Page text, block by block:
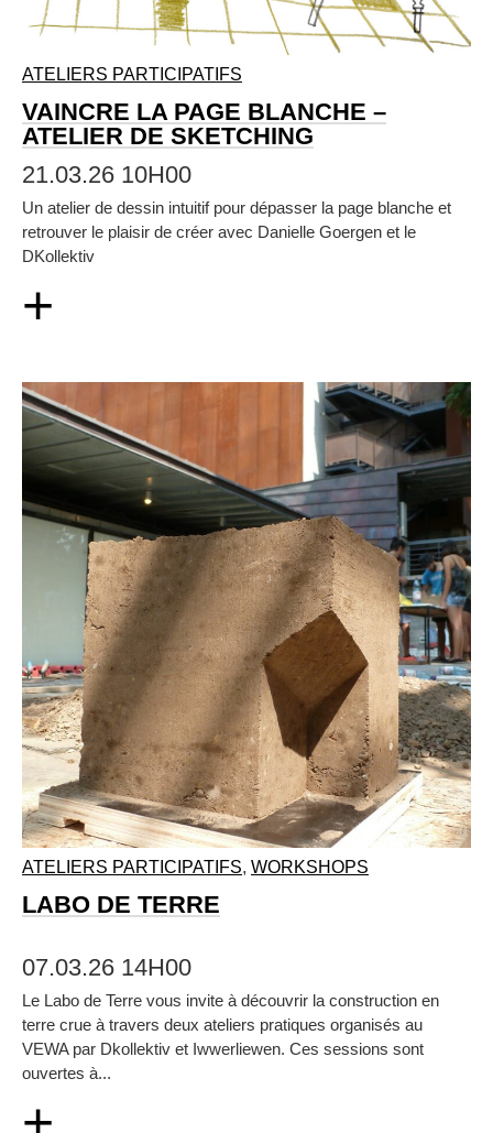
ATELIERS PARTICIPATIFS
VAINCRE LA PAGE BLANCHE –
ATELIER DE SKETCHING
21.03.26 10H00
Un atelier de dessin intuitif pour dépasser la page blanche et
retrouver le plaisir de créer avec Danielle Goergen et le
DKollektiv
+
ATELIERS PARTICIPATIFS, WORKSHOPS
LABO DE TERRE
07.03.26 14H00
Le Labo de Terre vous invite à découvrir la construction en
terre crue à travers deux ateliers pratiques organisés au
VEWA par Dkollektiv et Iwwerliewen. Ces sessions sont
ouvertes à...